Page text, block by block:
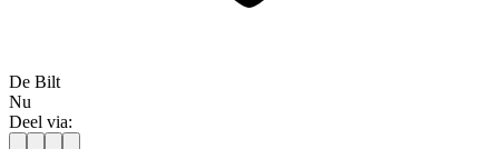
De Bilt
Nu
Deel via: